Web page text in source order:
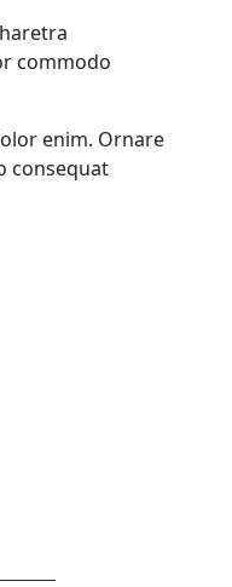
commodo
enim. Ornare
consequat